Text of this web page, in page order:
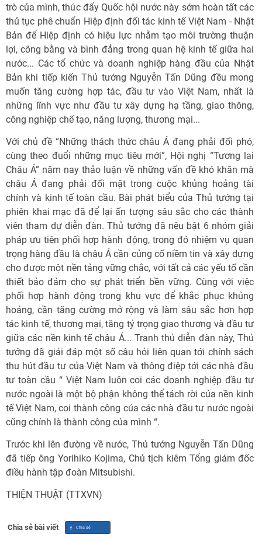
trò của mình, thúc đẩy Quốc hội nước này sớm hoàn tất các
thủ tục phê chuẩn Hiệp định đối tác kinh tế Việt Nam - Nhật
Bản để Hiệp định có hiệu lực nhằm tạo môi trường thuận
lợi, công bằng và bình đẳng trong quan hệ kinh tế giữa hai
nước... Các tổ chức và doanh nghiệp hàng đầu của Nhật
Bản khi tiếp kiến Thủ tướng Nguyễn Tấn Dũng đều mong
muốn tăng cường hợp tác, đầu tư vào Việt Nam, nhất là
những lĩnh vực như đầu tư xây dựng hạ tầng, giao thông,
công nghiệp chế tạo, năng lượng, thương mại...
Với chủ đề “Những thách thức châu Á đang phải đối phó,
cùng theo đuổi những mục tiêu mới”, Hội nghị “Tương lai
Châu Á” năm nay thảo luận về những vấn đề khó khăn mà
châu Á đang phải đối mặt trong cuộc khủng hoảng tài
chính và kinh tế toàn cầu. Bài phát biểu của Thủ tướng tại
phiên khai mạc đã để lại ấn tượng sâu sắc cho các thành
viên tham dự diễn đàn. Thủ tướng đã nêu bật 6 nhóm giải
pháp ưu tiên phối hợp hành động, trong đó nhiệm vụ quan
trọng hàng đầu là châu Á cần củng cố niềm tin và xây dựng
cho được một nền tảng vững chắc, với tất cả các yếu tố cần
thiết bảo đảm cho sự phát triển bền vững. Cùng với việc
phối hợp hành động trong khu vực để khắc phục khủng
hoảng, cần tăng cường mở rộng và làm sâu sắc hơn hợp
tác kinh tế, thương mại, tăng tỷ trọng giao thương và đầu tư
giữa các nền kinh tế châu Á... Tranh thủ diễn đàn này, Thủ
tướng đã giải đáp một số câu hỏi liên quan tới chính sách
thu hút đầu tư của Việt Nam và thông điệp tới các nhà đầu
tư toàn cầu “ Việt Nam luôn coi các doanh nghiệp đầu tư
nước ngoài là một bộ phận không thể tách rời của nền kinh
tế Việt Nam, coi thành công của các nhà đầu tư nước ngoài
cũng chính là thành công của mình “.
Trước khi lên đường về nước, Thủ tướng Nguyễn Tấn Dũng
đã tiếp ông Yorihiko Kojima, Chủ tịch kiêm Tổng giám đốc
điều hành tập đoàn Mitsubishi.
THIỆN THUẬT (TTXVN)
Chia sẻ bài viết